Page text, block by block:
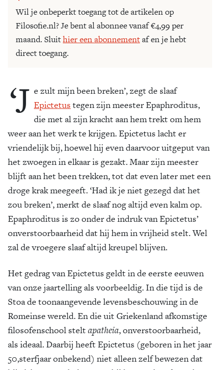
Wil je onbeperkt toegang tot de artikelen op
Filosofie.nl? Je bent al abonnee vanaf €4,99 per
maand. Sluithier een abonnementaf en je hebt
direct toegang.
‘J e zult mijn been breken’, zegt de slaaf
Epictetus tegen zijn meester Epaphroditus,
die met al zijn kracht aan hem trekt om hem
weer aan het werk te krijgen. Epictetus lacht er
vriendelijk bij, hoewel hij even daarvoor uitgeput van
het zwoegen in elkaar is gezakt. Maar zijn meester
blijft aan het been trekken, tot dat even later met een
droge krak meegeeft. ‘Had ik je niet gezegd dat het
zou breken’, merkt de slaaf nog altijd even kalm op.
Epaphroditus is zo onder de indruk van Epictetus’
onverstoorbaarheid dat hij hem in vrijheid stelt. Wel
zal de vroegere slaaf altijd kreupel blijven.
Het gedrag van Epictetus geldt in de eerste eeuwen
van onze jaartelling als voorbeeldig. In die tijd is de
Stoa de toonaangevende levensbeschouwing in de
Romeinse wereld. En die uit Griekenland afkomstige
filosofenschool stelt apatheia, onverstoorbaarheid,
als ideaal. Daarbij heeft Epictetus (geboren in het jaar
50,sterfjaar onbekend) niet alleen zelf bewezen dat